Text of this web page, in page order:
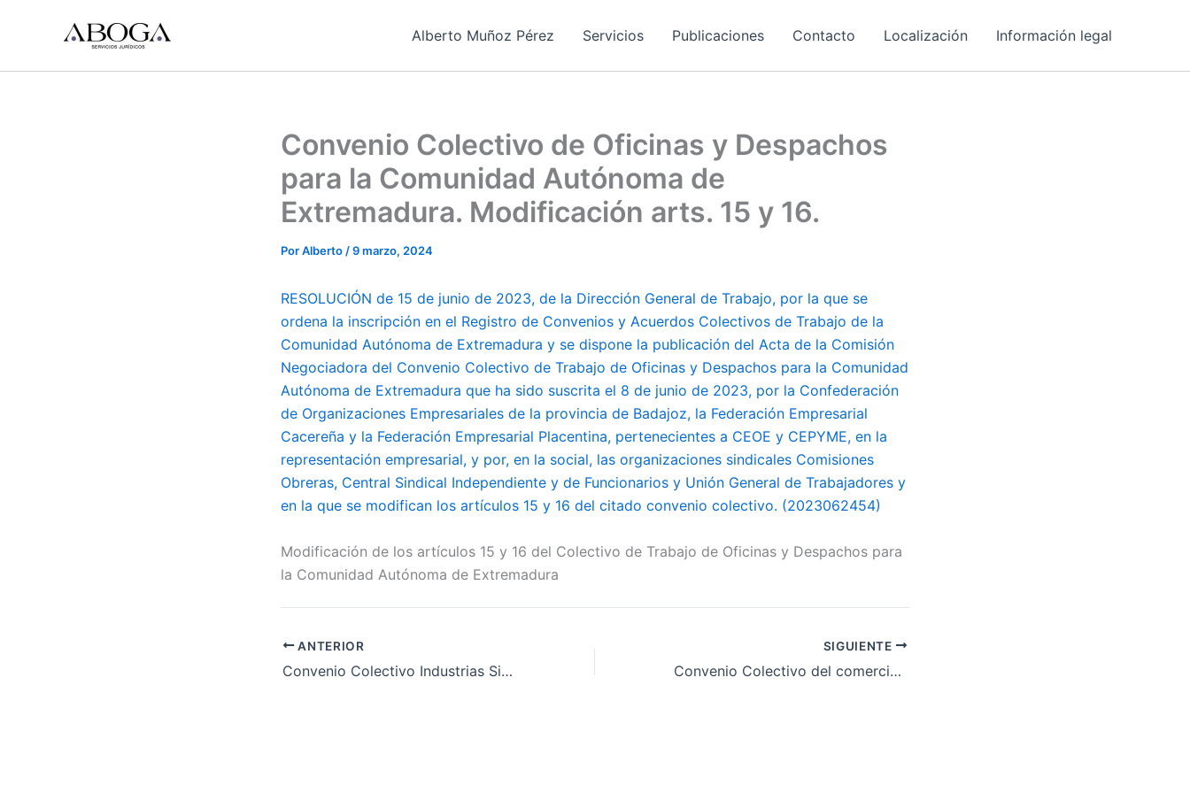
Alberto Muñoz Pérez Servicios Publicaciones Contacto Localización Información legal
Convenio Colectivo de Oficinas y Despachos
para la Comunidad Autónoma de
Extremadura. Modificación arts. 15 y 16.
PorAlberto /9 marzo, 2024
RESOLUCIÓN de 15 de junio de 2023, de la Dirección General de Trabajo, por la que se
ordena la inscripción en el Registro de Convenios y Acuerdos Colectivos de Trabajo de la
Comunidad Autónoma de Extremadura y se dispone la publicación del Acta de la Comisión
Negociadora del Convenio Colectivo de Trabajo de Oficinas y Despachos para la Comunidad
Autónoma de Extremadura que ha sido suscrita el 8 de junio de 2023, por la Confederación
de Organizaciones Empresariales de la provincia de Badajoz, la Federación Empresarial
Cacereña y la Federación Empresarial Placentina, pertenecientes a CEOE y CEPYME, en la
representación empresarial, y por, en la social, las organizaciones sindicales Comisiones
Obreras, Central Sindical Independiente y de Funcionarios y Unión General de Trabajadores y
en la que se modifican los artículos 15 y 16 del citado convenio colectivo. (2023062454)
Modificación de los artículos 15 y 16 del Colectivo de Trabajo de Oficinas y Despachos para
la Comunidad Autónoma de Extremadura
ANTERIOR
Convenio Colectivo Industrias Siderometalúrgicas de la provincia de Cáceres
SIGUIENTE
Convenio Colectivo del comercio en general de la provincia de Cáceres para los años 2023-2025